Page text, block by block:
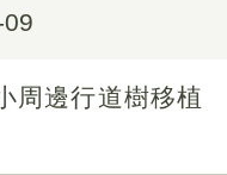
周邊行道樹移植